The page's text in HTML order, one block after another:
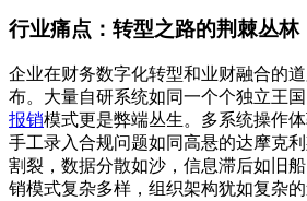
行业痛点：转型之路的荆棘丛林
企业在财务数字化转型和业财融合的
布。大量自研系统如同一个个独立王
报销模式更是弊端丛生。多系统操作
手工录入合规问题如同高悬的达摩克
割裂，数据分散如沙，信息滞后如旧
销模式复杂多样，组织架构犹如复杂